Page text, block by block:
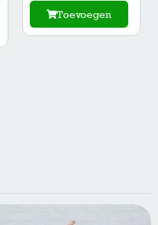
Toevoegen